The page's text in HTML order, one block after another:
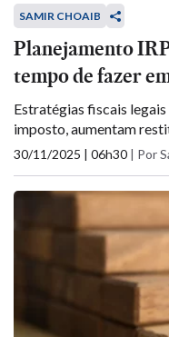
SAMIR CHOAIB
Planejamento
tempo de fazer
Estratégias fiscais
imposto, aumentam
30/11/2025 | 06h30 | Por